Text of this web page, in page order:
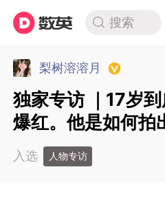
搜索
梨树溶溶月
独家专访 ｜17岁
爆红。他是如何拍
入选 人物专访